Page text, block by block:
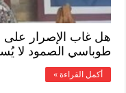
هل غاب الإصرار على
طوباسي الصمود لا
أكمل القراءة »